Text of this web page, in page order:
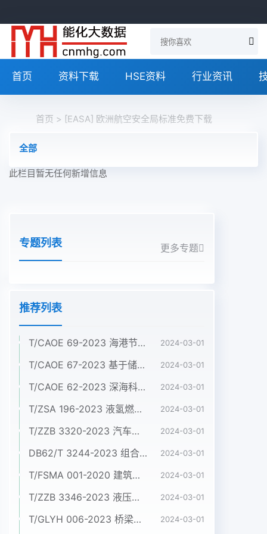
首页 资料下载 HSE资料 行业资讯
首页 > [EASA] 欧洲航空安全局标准免费下载
全部
此栏目暂无任何新增信息
专题列表 更多专题
推荐列表
T/CAOE 69-2023 海港节约集约用海标准 2024-03-01
T/CAOE 67-2023 基于储量差值法的滨海蓝碳碳库增量监测技术规程 第4 部分：盐沼 2024-03-01
T/CAOE 62-2023 深海科考型ROV作业规范 2024-03-01
T/ZSA 196-2023 液氢燃料电池电动商用车 技术条件 2024-03-01
T/ZZB 3320-2023 汽车用金属双极板氢燃料电池发动机 2024-03-01
DB62/T 3244-2023 组合铝合金模板施工验收标准 2024-03-01
T/FSMA 001-2020 建筑屋面和幕墙用不锈钢压型板 2024-03-01
T/ZZB 3346-2023 液压系统用烧结双金属配油盘 2024-03-01
T/GLYH 006-2023 桥梁嵌入式盆式支座 2024-03-01